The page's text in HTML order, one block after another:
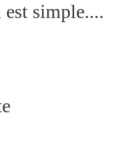
simple....